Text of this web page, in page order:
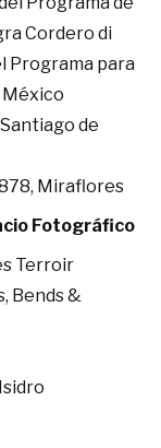
Cordero di
Programa para
México
de
878, Miraflores
Fotográfico
Terroir
Bends &